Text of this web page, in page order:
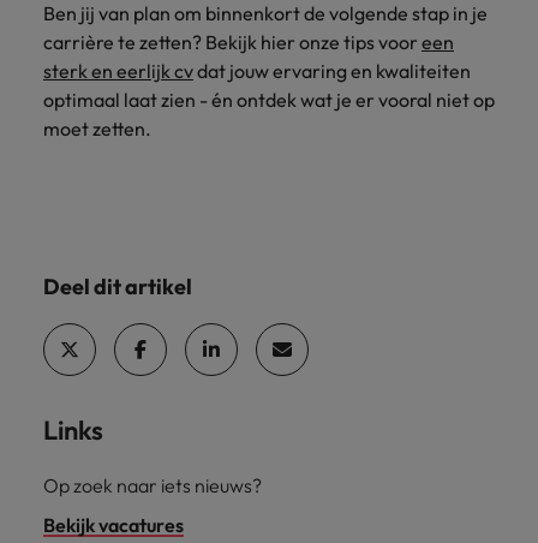
Ben jij van plan om binnenkort de volgende stap in je
carrière te zetten? Bekijk hier onze tips voor een
sterk en eerlijk cvdat jouw ervaring en kwaliteiten
optimaal laat zien - én ontdek wat je er vooral niet op
moet zetten.
Deel dit artikel
Links
Op zoek naar iets nieuws?
Bekijk vacatures